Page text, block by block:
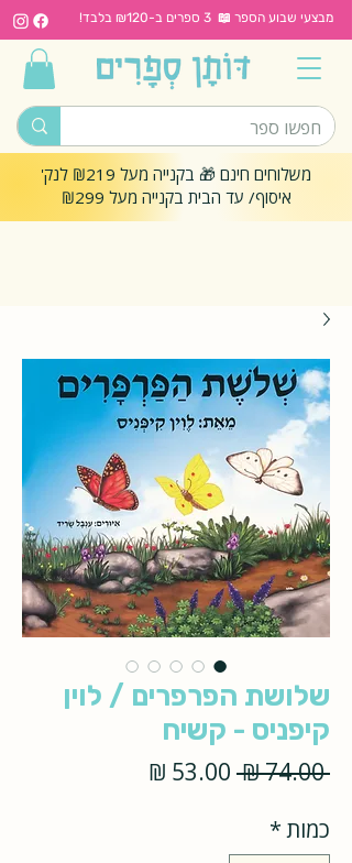
מבצעי שבוע הספר 📖 3 ספרים ב-₪120 בלבד!
משלוחים חינם 🎁 בקנייה מעל ₪219 לנק'
איסוף/ עד הבית בקנייה מעל ₪299
שלושת הפרפרים / לוין
קיפניס - קשיח
‏74.00 ‏₪
מחיר
כמות*